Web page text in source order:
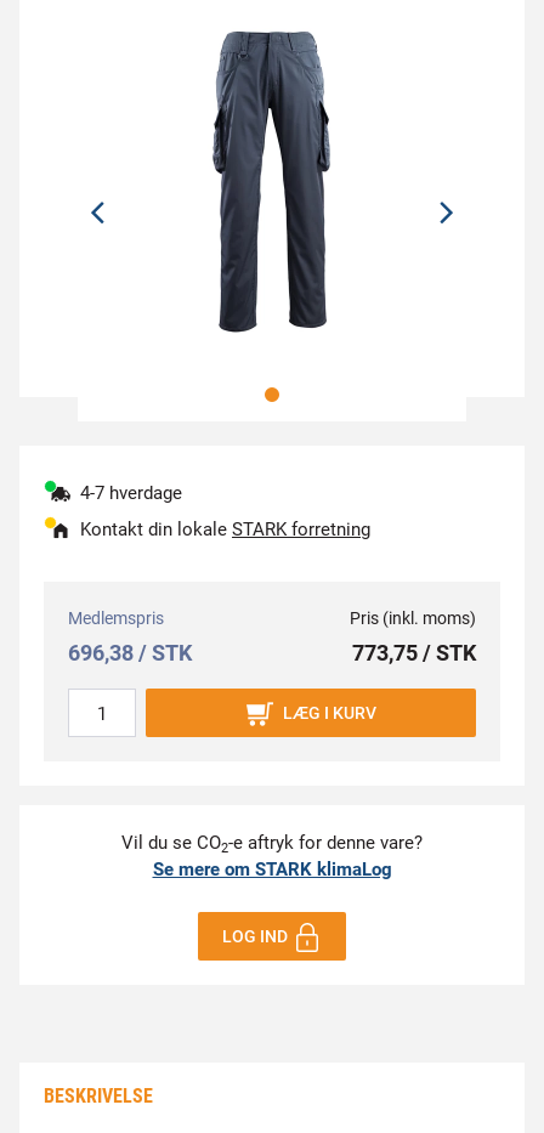
4-7 hverdage
Kontakt din lokale STARK forretning
Medlemspris
696,38 / STK
Pris (inkl. moms)
773,75 / STK
LÆG I KURV
Vil du se CO2-e aftryk for denne vare?
Se mere om STARK klimaLog
LOG IND
BESKRIVELSE